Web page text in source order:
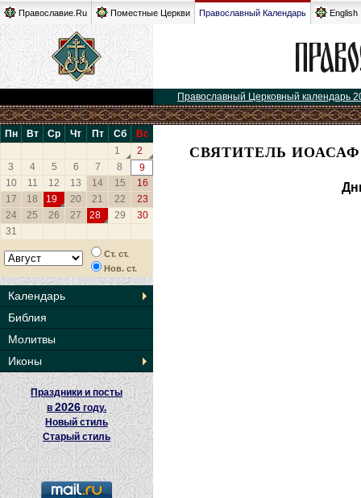
Православие.Ru Поместные Церкви Православный Календарь English
Православный Церковный календарь
Пн Вт Ср Чт Пт Сб
Вс
1
2
3
4 5 6 7 8
9
10
11 12 13 14 15
16
17
18 19 20 21 22
23
24
25 26 27 28 29
30
31
Ст. ст.
Нов. ст.
Календарь
Библия
Молитвы
Иконы
Праздники и посты
в2026 году.
Новый стиль
Старый стиль
СВЯТИТЕЛЬ